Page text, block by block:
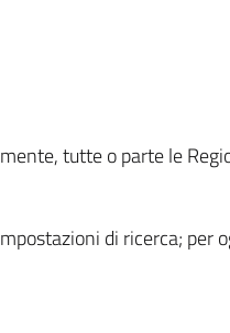
tutte o parte le
di ricerca;